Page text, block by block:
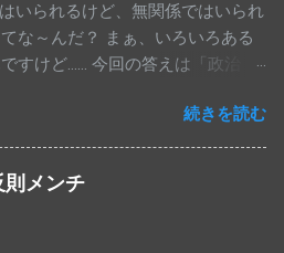
いられるけど、無関係ではいられ
な～んだ？ まぁ、いろいろある
すけど…… 今回の答えは「政治」
全体の投票率が48.80％だったそう
後２番目に低い数字だそうで
ではありますが、国民の半分以
費税が10％に上がることに反対
続きを読む
則メンチ